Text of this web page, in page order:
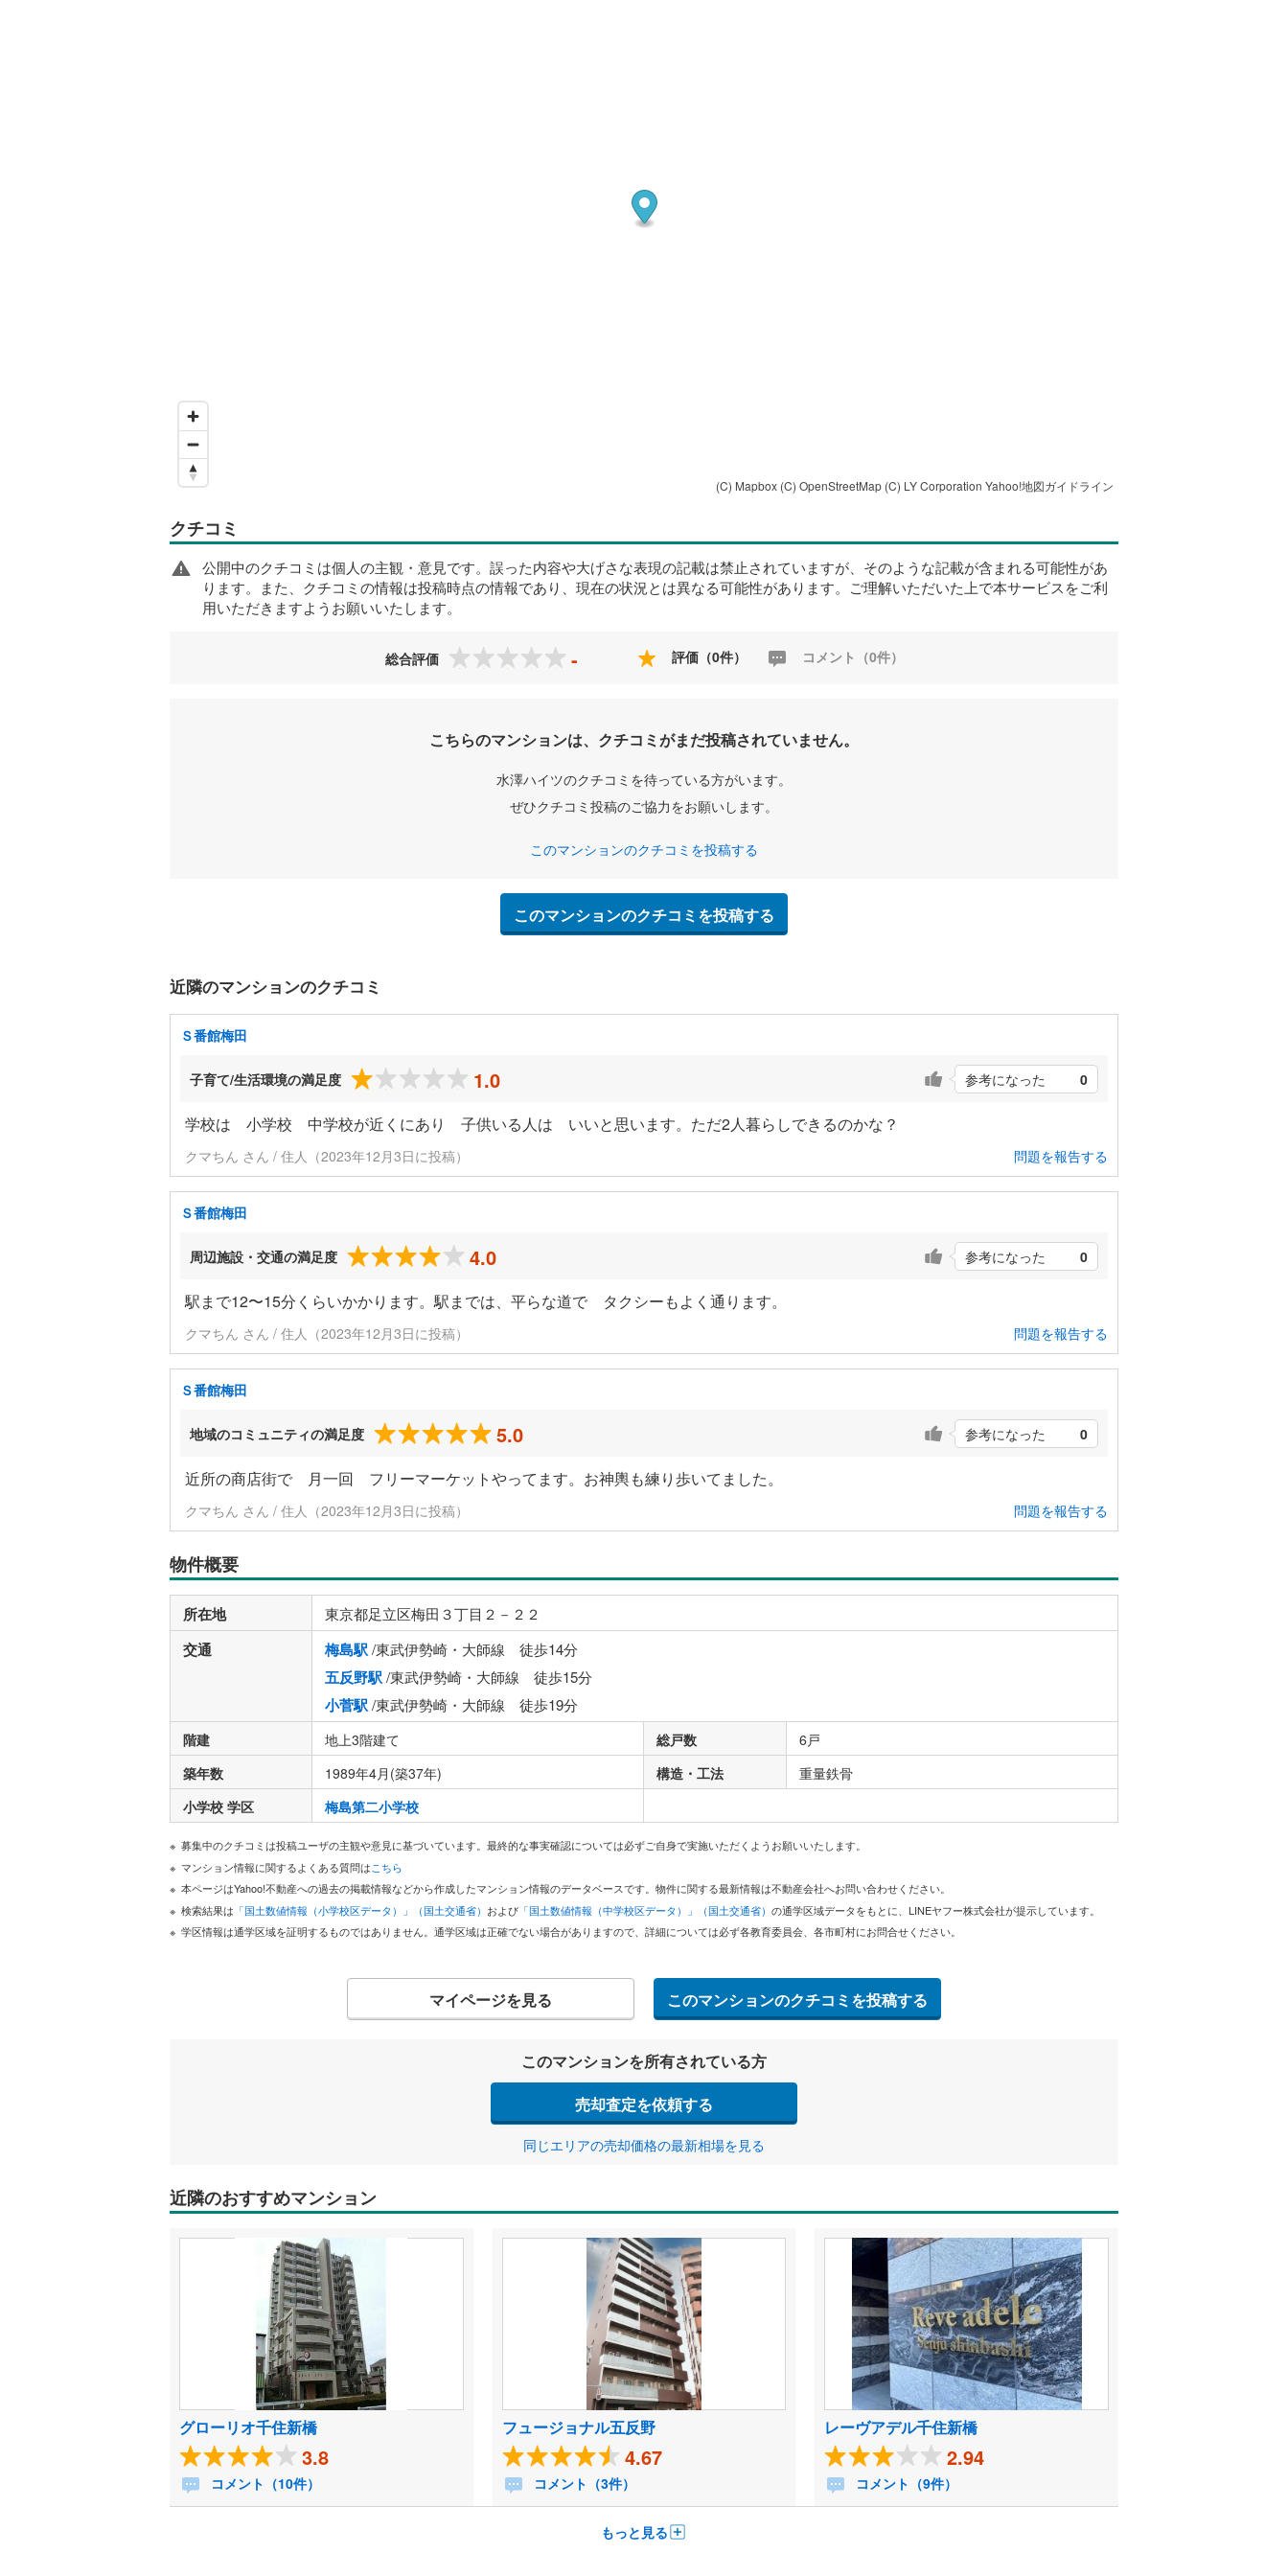
(C) Mapbox (C) OpenStreetMap (C) LY Corporation Yahoo!地図ガイドライン
クチコミ
公開中のクチコミは個人の主観・意見です。誤った内容や大げさな表現の記載は禁止されていますが、そのような記載が含まれる可能性があ
ります。また、クチコミの情報は投稿時点の情報であり、現在の状況とは異なる可能性があります。ご理解いただいた上で本サービスをご利
用いただきますようお願いいたします。
総合評価 - 評価（0件） コメント（0件）
こちらのマンションは、クチコミがまだ投稿されていません。
水澤ハイツのクチコミを待っている方がいます。
ぜひクチコミ投稿のご協力をお願いします。
このマンションのクチコミを投稿する
このマンションのクチコミを投稿する
近隣のマンションのクチコミ
Ｓ番館梅田
子育て/生活環境の満足度 1.0 参考になった 0
学校は 小学校 中学校が近くにあり 子供いる人は いいと思います。ただ2人暮らしできるのかな？
クマちん さん / 住人（2023年12月3日に投稿） 問題を報告する
Ｓ番館梅田
周辺施設・交通の満足度 4.0 参考になった 0
駅まで12〜15分くらいかかります。駅までは、平らな道で タクシーもよく通ります。
クマちん さん / 住人（2023年12月3日に投稿） 問題を報告する
Ｓ番館梅田
地域のコミュニティの満足度 5.0 参考になった 0
近所の商店街で 月一回 フリーマーケットやってます。お神輿も練り歩いてました。
クマちん さん / 住人（2023年12月3日に投稿） 問題を報告する
物件概要
所在地 東京都足立区梅田３丁目２－２２
交通 梅島駅/東武伊勢崎・大師線 徒歩14分
五反野駅/東武伊勢崎・大師線 徒歩15分
小菅駅/東武伊勢崎・大師線 徒歩19分
階建 地上3階建て 総戸数
6戸
築年数
1989年4月(築37年) 構造・工法
重量鉄骨
小学校 学区
梅島第二小学校
募集中のクチコミは投稿ユーザの主観や意見に基づいています。最終的な事実確認については必ずご自身で実施いただくようお願いいたします。
マンション情報に関するよくある質問はこちら
本ページはYahoo!不動産への過去の掲載情報などから作成したマンション情報のデータベースです。物件に関する最新情報は不動産会社へお問い合わせください。
検索結果は 「国土数値情報（小学校区データ）」（国土交通省） および 「国土数値情報（中学校区データ）」（国土交通省） の通学区域データをもとに、LINEヤフー株式会社が提示しています。
学区情報は通学区域を証明するものではありません。通学区域は正確でない場合がありますので、詳細については必ず各教育委員会、各市町村にお問合せください。
マイページを見る このマンションのクチコミを投稿する
このマンションを所有されている方
売却査定を依頼する
同じエリアの売却価格の最新相場を見る
近隣のおすすめマンション
グローリオ千住新橋
3.8
コメント（10件）
フュージョナル五反野
4.67
コメント（3件）
レーヴアデル千住新橋
2.94
コメント（9件）
もっと見る